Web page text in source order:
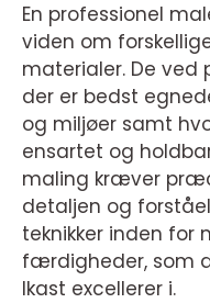
En professionel
viden om
materialer. De ved
der er bedst
og miljøer samt
ensartet og
maling kræver
detaljen og
teknikker inden for
færdigheder, som
Ikast excellerer i.